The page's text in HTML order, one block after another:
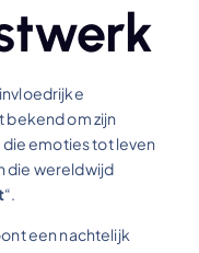
bekend om zijn
emoties tot leven
die wereldwijd
“.
een nachtelijk